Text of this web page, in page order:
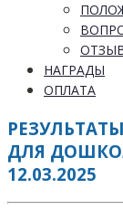
НАГРАДЫ
ОПЛАТА
ДЛЯ
12.03.2025